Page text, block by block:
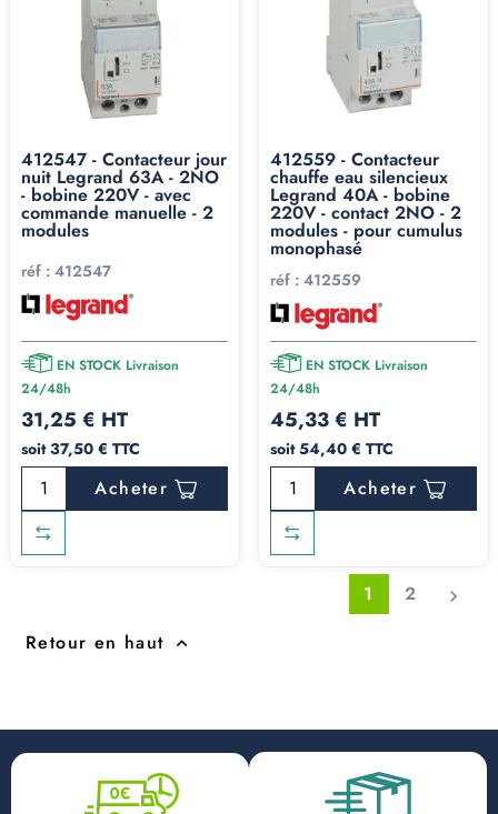
412547 - Contacteur jour
nuit Legrand 63A - 2NO
- bobine 220V - avec
commande manuelle - 2
modules
réf : 412547
EN STOCK Livraison
24/48h
31,25 € HT
soit 37,50 € TTC
Acheter
412559 - Contacteur
chauffe eau silencieux
Legrand 40A - bobine
220V - contact 2NO - 2
modules - pour cumulus
monophasé
réf : 412559
EN STOCK Livraison
24/48h
45,33 € HT
soit 54,40 € TTC
Acheter
1 2 
Retour en haut 